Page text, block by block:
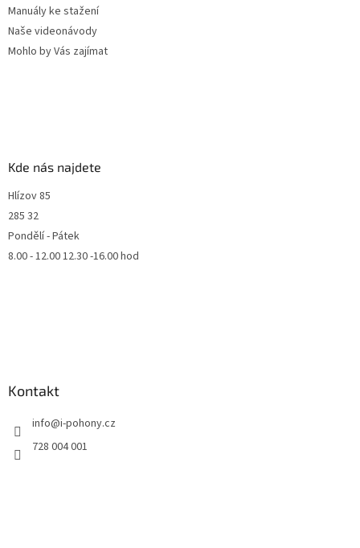
Manuály ke stažení
Naše videonávody
Mohlo by Vás zajímat
Kde nás najdete
Hlízov 85
285 32
Pondělí - Pátek
8.00 - 12.00 12.30 -16.00 hod
Kontakt
info@i-pohony.cz
728 004 001